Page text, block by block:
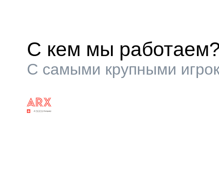
С кем мы
С самыми крупными